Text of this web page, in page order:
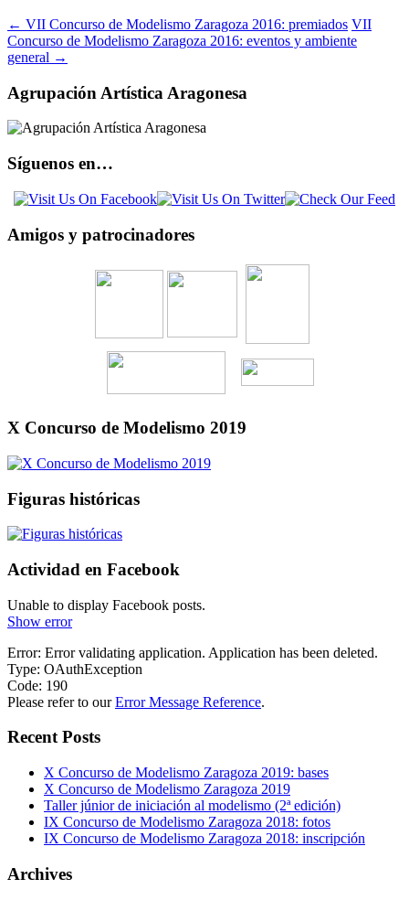
← VII Concurso de Modelismo Zaragoza 2016: premiados VII
Concurso de Modelismo Zaragoza 2016: eventos y ambiente
general →
Agrupación Artística Aragonesa
Síguenos en…
Amigos y patrocinadores
X Concurso de Modelismo 2019
Figuras históricas
Actividad en Facebook
Unable to display Facebook posts.
Show error
Error: Error validating application. Application has been deleted.
Type: OAuthException
Code: 190
Please refer to ourError Message Reference.
Recent Posts
X Concurso de Modelismo Zaragoza 2019: bases
X Concurso de Modelismo Zaragoza 2019
Taller júnior de iniciación al modelismo (2ª edición)
IX Concurso de Modelismo Zaragoza 2018: fotos
IX Concurso de Modelismo Zaragoza 2018: inscripción
Archives